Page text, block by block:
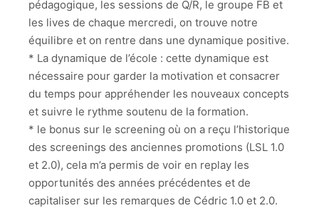
pédagogique, les sessions de Q/R, le groupe FB et
les lives de chaque mercredi, on trouve notre
équilibre et on rentre dans une dynamique positive.
* La dynamique de l’école : cette dynamique est
nécessaire pour garder la motivation et consacrer
du temps pour appréhender les nouveaux concepts
et suivre le rythme soutenu de la formation.
* le bonus sur le screening où on a reçu l’historique
des screenings des anciennes promotions (LSL 1.0
et 2.0), cela m’a permis de voir en replay les
opportunités des années précédentes et de
capitaliser sur les remarques de Cédric 1.0 et 2.0.